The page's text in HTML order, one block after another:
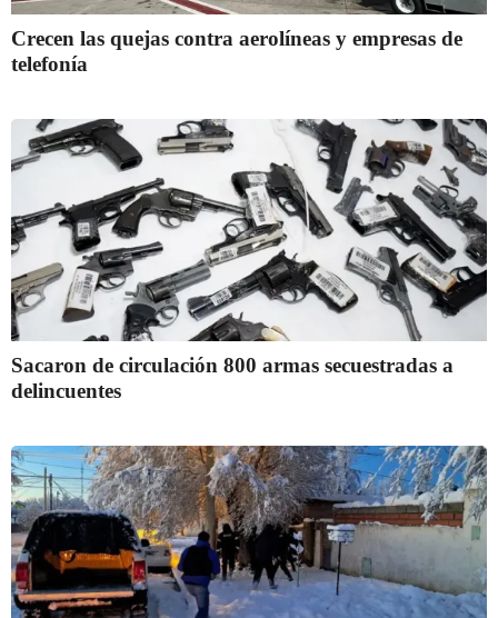
Crecen las quejas contra aerolíneas y empresas de
telefonía
Sacaron de circulación 800 armas secuestradas a
delincuentes